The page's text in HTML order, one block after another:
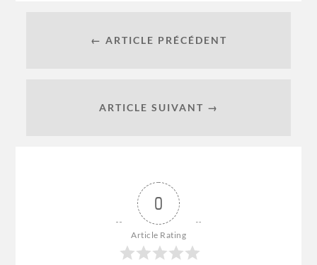
← ARTICLE PRÉCÉDENT
ARTICLE SUIVANT →
0
Article Rating